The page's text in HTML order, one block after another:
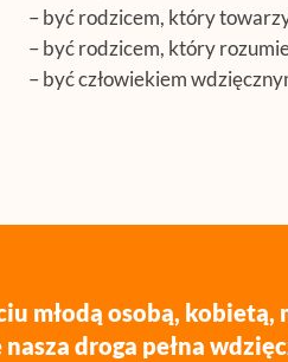
– być rodzicem, który
– być rodzicem, który
– być człowiekiem
młodą osobą, kobietą,
droga pełna